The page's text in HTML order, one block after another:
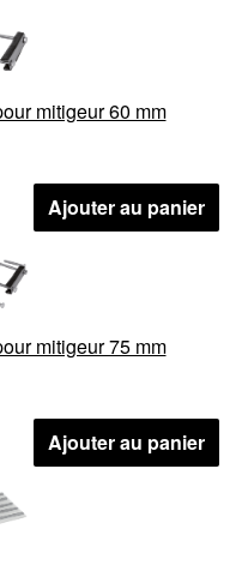
mitigeur 60 mm
Ajouter au panier
mitigeur 75 mm
Ajouter au panier